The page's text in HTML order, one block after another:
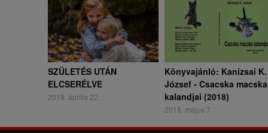
SZÜLETÉS UTÁN
ELCSERÉLVE
2019. április 22.
Könyvajánló: Kanizsai K.
József - Csacska macska
kalandjai (2018)
2018. május 7.